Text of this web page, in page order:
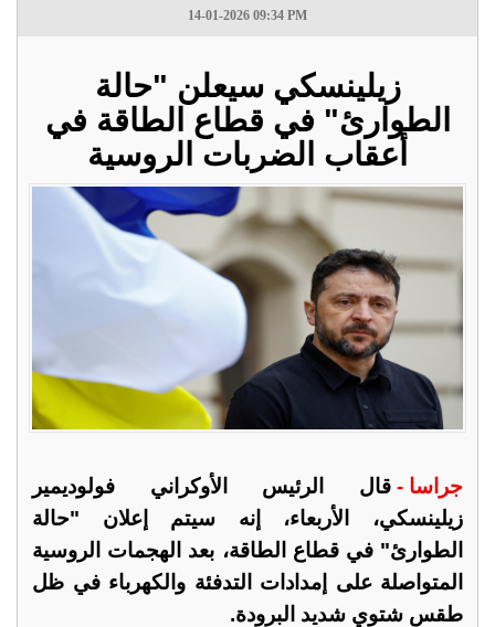
14-01-2026 09:34 PM
زيلينسكي سيعلن "حالة
الطوارئ" في قطاع الطاقة في
أعقاب الضربات الروسية
جراسا - قال الرئيس الأوكراني فولوديمير
زيلينسكي، الأربعاء، إنه سيتم إعلان "حالة
الطوارئ" في قطاع الطاقة، بعد الهجمات الروسية
المتواصلة على إمدادات التدفئة والكهرباء في ظل
طقس شتوي شديد البرودة.